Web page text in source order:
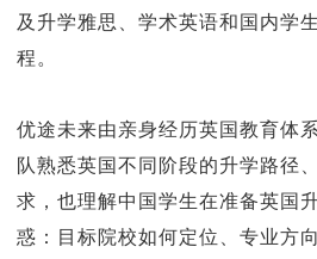
及升学雅思、学术英语和国内学
程。
优途未来由亲身经历英国教育体
队熟悉英国不同阶段的升学路径
求，也理解中国学生在准备英国
惑：目标院校如何定位、专业方